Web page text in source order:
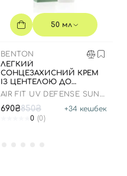
50 мл
BENTON
ЛЕГКИЙ
СОНЦЕЗАХИСНИЙ КРЕМ
ІЗ ЦЕНТЕЛОЮ ДО
07.01.2027 РОКУ
AIR FIT UV DEFENSE SUN
690₴850₴ +34 кешбек
0 (0)